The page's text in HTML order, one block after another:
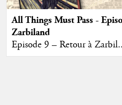
All Things Must Pass -
Zarbiland
Episode 9 – Retour à